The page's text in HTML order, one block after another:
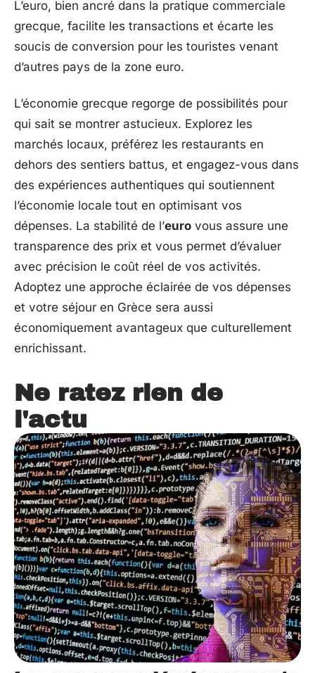
L’euro, bien ancré dans la pratique commerciale
grecque, facilite les transactions et écarte les
soucis de conversion pour les touristes venant
d’autres pays de la zone euro.
L’économie grecque regorge de possibilités pour
qui sait se montrer astucieux. Explorez les
marchés locaux, préférez les restaurants en
dehors des sentiers battus, et engagez-vous dans
des expériences authentiques qui soutiennent
l’économie locale tout en optimisant vos
dépenses. La stabilité de l’euro vous assure une
transparence des prix et vous permet d’évaluer
avec précision le coût réel de vos activités.
Adoptez une approche éclairée de vos dépenses
et votre séjour en Grèce sera aussi
économiquement avantageux que culturellement
enrichissant.
Ne ratez rien de
l'actu